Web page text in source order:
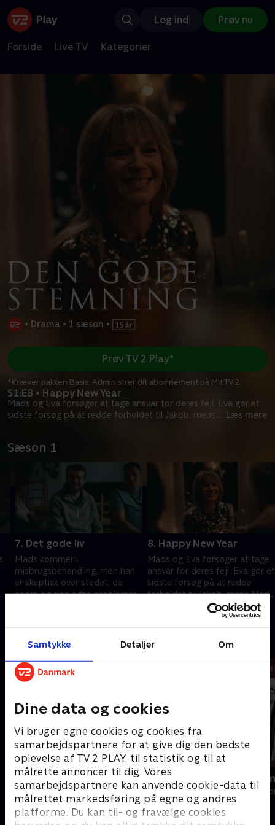
Samtykke Detaljer Om
Dine data og cookies
Vi bruger egne cookies og cookies fra
samarbejdspartnere for at give dig den bedste
oplevelse af TV 2 PLAY, til statistik og til at
målrette annoncer til dig. Vores
samarbejdspartnere kan anvende cookie-data til
målrettet markedsføring på egne og andres
platforme. Du kan til- og fravælge cookies
Log ind Prøv nu
Forside Live TV Kategorier
• Drama • 1 sæson •
S1:E8 • Happy New Year
Mads og Eva forsøger at tage ansvar for deres fejl. Eva gør et
sidste forsøg på at redde forholdet til Jakob, mens... Læs mere
Prøv TV 2 Play*
*Kræver pakken Basis. Administrer dit abonnement på Mit TV 2.
Sæson 1
7. Det gode liv
Mads kommer i
misbrugsbehandling, men han
er skeptisk over stedet, de
andre og sine egne problemer.
8. Happy New Year
Mads og Eva forsøger at tage
ansvar for deres fejl. Eva gør et
sidste forsøg på at redde
forholdet til Jakob, mens Mads
søger støtte hos Eva for at
18. december 2025 • 33 min
Andre så også
Mellem os
Drama • 1 sæsoner
Familier
Drama • 1